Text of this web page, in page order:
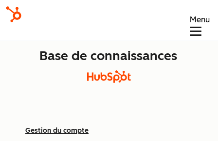
Menu
Base de connaissances
Gestion du compte